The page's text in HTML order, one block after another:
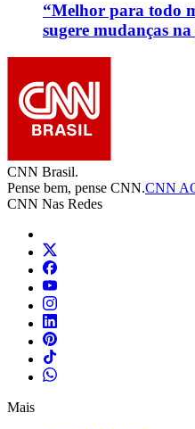
“Melhor para todo
sugere mudanças
CNN Brasil.
Pense bem, pense CNN.CNN
CNN Nas Redes
Mais